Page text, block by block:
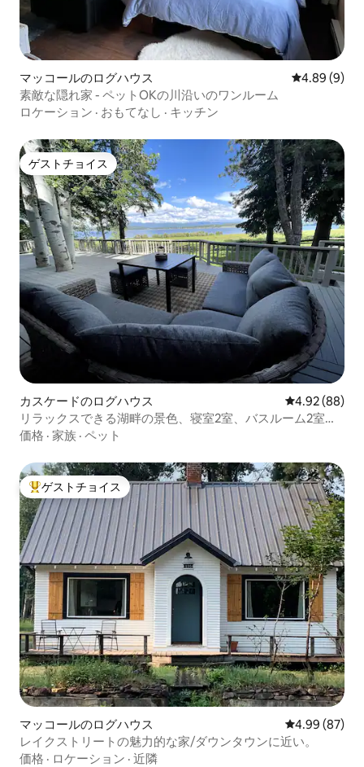
マッコールのログハウス レビュー9件
4.89 (9)
素敵な隠れ家 - ペットOKの川沿いのワンルーム
ロケーション · おもてなし · キッチン
ゲストチョイス
ゲストチョイス
カスケードのログハウス レビュー88
4.92 (88)
リラックスできる湖畔の景色、寝室2室、バスルーム2室、
広々としたデッキ
価格 · 家族 · ペット
大好評のゲストチョイスです。
ゲストチョイス
マッコールのログハウス レビュー87
4.99 (87)
レイクストリートの魅力的な家/ダウンタウンに近い。
価格 · ロケーション · 近隣